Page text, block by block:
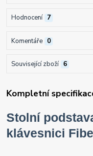
Hodnocení 7
Komentáře 0
Související zboží 6
Kompletní
Stolní
klávesnici